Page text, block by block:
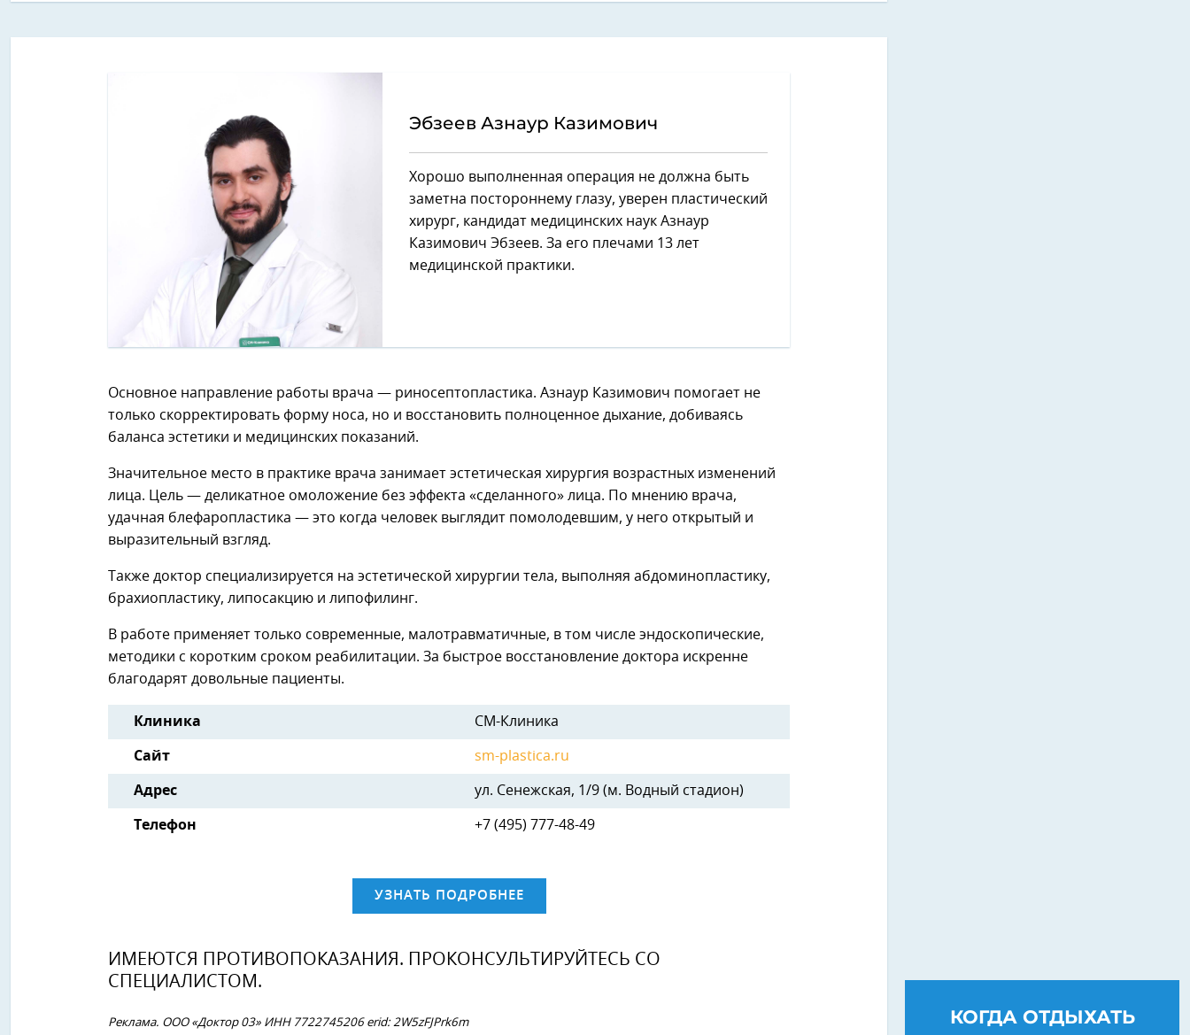
Эбзеев Азнаур Казимович
Хорошо выполненная операция не должна быть
заметна постороннему глазу, уверен пластический
хирург, кандидат медицинских наук Азнаур
Казимович Эбзеев. За его плечами 13 лет
медицинской практики.
Основное направление работы врача — риносептопластика. Азнаур Казимович помогает не
только скорректировать форму носа, но и восстановить полноценное дыхание, добиваясь
баланса эстетики и медицинских показаний.
Значительное место в практике врача занимает эстетическая хирургия возрастных изменений
лица. Цель — деликатное омоложение без эффекта «сделанного» лица. По мнению врача,
удачная блефаропластика — это когда человек выглядит помолодевшим, у него открытый и
выразительный взгляд.
Также доктор специализируется на эстетической хирургии тела, выполняя абдоминопластику,
брахиопластику, липосакцию и липофилинг.
В работе применяет только современные, малотравматичные, в том числе эндоскопические,
методики с коротким сроком реабилитации. За быстрое восстановление доктора искренне
благодарят довольные пациенты.
Клиника СМ-Клиника
Сайт sm-plastica.ru
Адрес ул. Сенежская, 1/9 (м. Водный стадион)
Телефон +7 (495) 777-48-49
УЗНАТЬ ПОДРОБНЕЕ
ИМЕЮТСЯ ПРОТИВОПОКАЗАНИЯ. ПРОКОНСУЛЬТИРУЙТЕСЬ СО
СПЕЦИАЛИСТОМ.
Реклама. ООО «Доктор 03» ИНН 7722745206 erid: 2W5zFJPrk6m
КОГДА ОТДЫХАТЬ